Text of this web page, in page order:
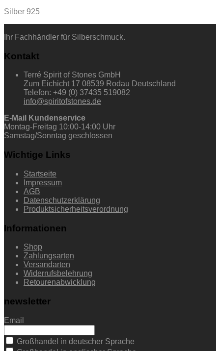
Silber 925
Ihr Fachhändler für Silberschmuck.
Kontakt
Terré Spirit of Stones GmbH
Zum Eichicht 17 08539 Rodau Deutschland
Telefon: +49 (0) 37435 519082
info@spiritofstones.de
E-Mail Kundenservice
Montag-Freitag 10:00-14:00 Uhr
Samstag/Sonntag geschlossen
Wichtige Links
Startseite
Impressum
AGB
Datenschutzerklärung
Produktsicherheitsverordnung
Informationen
Shop
Zahlungsarten
Versandarten
Widerrufsbelehrung
Retourenabwicklung
newsletter
Email
Großhandel in deutscher Sprache